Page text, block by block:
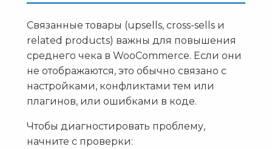
Связанные товары (upsells, cross-sells и
related products) важны для повышения
среднего чека в WooCommerce. Если они
не отображаются, это обычно связано с
настройками, конфликтами тем или
плагинов, или ошибками в коде.
Чтобы диагностировать проблему,
начните с проверки: